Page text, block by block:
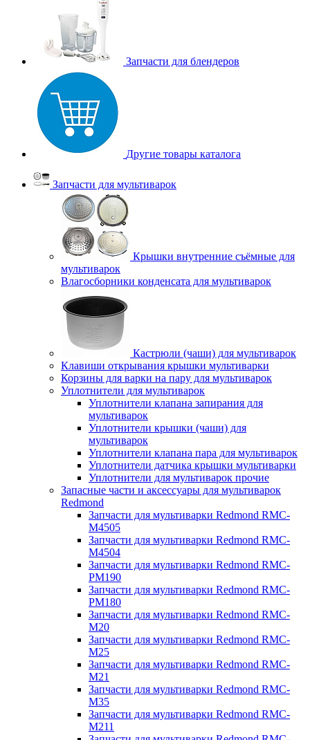
Запчасти для блендеров
Другие товары каталога
Запчасти для мультиварок
Крышки внутренние съёмные для
мультиварок
Влагосборники конденсата для мультиварок
Кастрюли (чаши) для мультиварок
Клавиши открывания крышки мультиварки
Корзины для варки на пару для мультиварок
Уплотнители для мультиварок
Уплотнители клапана запирания для
мультиварок
Уплотнители крышки (чаши) для
мультиварок
Уплотнители клапана пара для мультиварок
Уплотнители датчика крышки мультиварки
Уплотнители для мультиварок прочие
Запасные части и аксессуары для мультиварок
Redmond
Запчасти для мультиварки Redmond RMC-
M4505
Запчасти для мультиварки Redmond RMC-
M4504
Запчасти для мультиварки Redmond RMC-
PM190
Запчасти для мультиварки Redmond RMC-
PM180
Запчасти для мультиварки Redmond RMC-
M20
Запчасти для мультиварки Redmond RMC-
M25
Запчасти для мультиварки Redmond RMC-
M21
Запчасти для мультиварки Redmond RMC-
M35
Запчасти для мультиварки Redmond RMC-
M211